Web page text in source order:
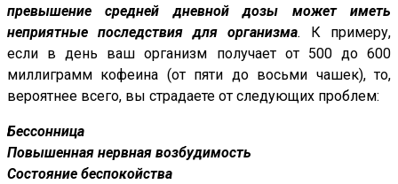
превышение средней дневной дозы может иметь
неприятные последствия для организма.
К примеру,
если в день ваш организм получает от 500 до 600
миллиграмм кофеина (от пяти до восьми чашек), то,
вероятнее всего, вы страдаете от следующих проблем:
Бессонница
Повышенная нервная возбудимость
Состояние беспокойства